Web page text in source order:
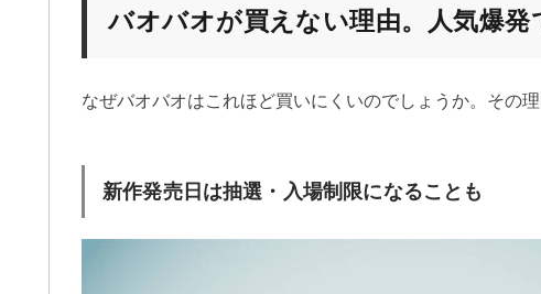
バオバオが買えない理由。人気爆発
なぜバオバオはこれほど買いにくいのでしょうか。その理
新作発売日は抽選・入場制限になることも